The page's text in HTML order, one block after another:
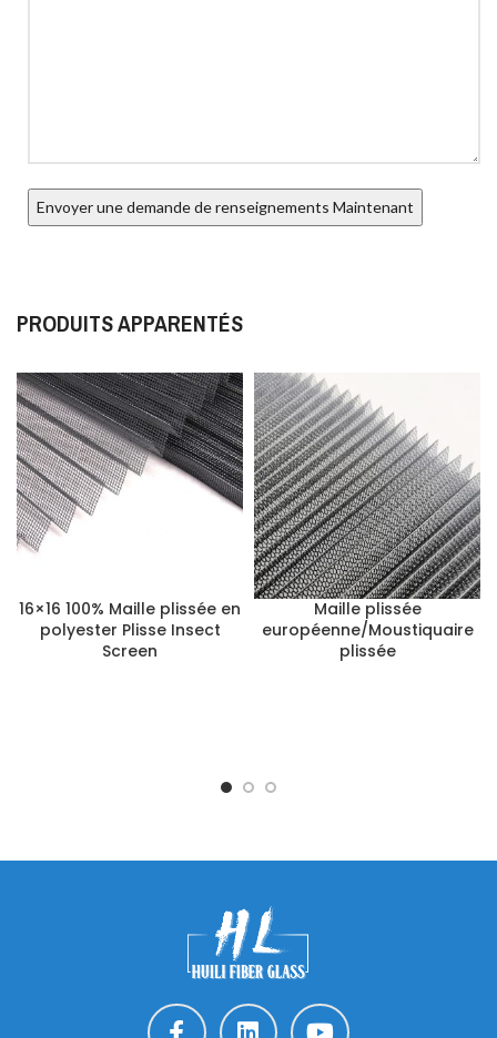
PRODUITS APPARENTÉS
16×16 100% Maille plissée en
polyester Plisse Insect
Screen
Maille plissée
européenne/Moustiquaire
plissée